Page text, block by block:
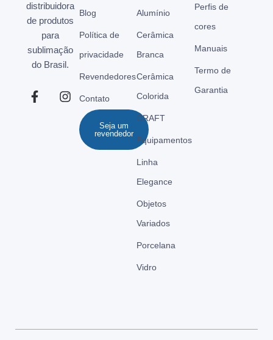
distribuidora
de produtos
para
sublimação
do Brasil.
Blog
Política de
privacidade
Revendedores
Contato
Seja um
revendedor
Alumínio
Cerâmica
Branca
Cerâmica
Colorida
CRAFT
Equipamentos
Linha
Elegance
Objetos
Variados
Porcelana
Vidro
Perfis de
cores
Manuais
Termo de
Garantia